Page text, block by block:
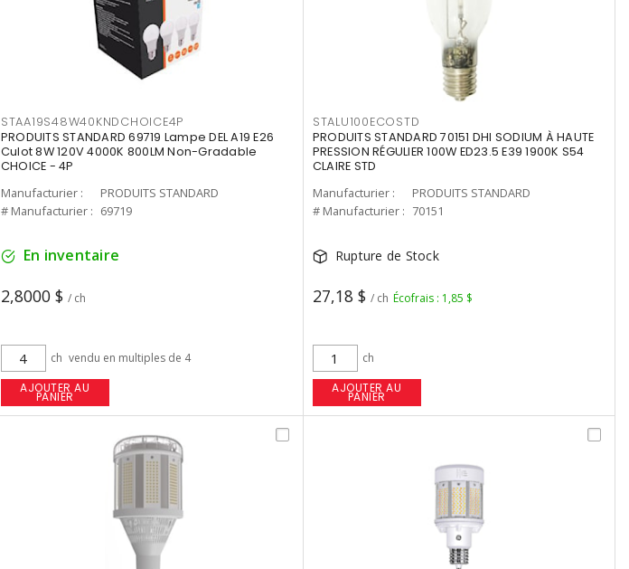
STAA19S48W40KNDCHOICE4P
PRODUITS STANDARD 69719 Lampe DEL A19 E26
Culot 8W 120V 4000K 800LM Non-Gradable
CHOICE - 4P
Manufacturier :
PRODUITS STANDARD
# Manufacturier : 69719
En inventaire
2,8000 $ / ch
ch vendu en multiples de 4
AJOUTER AU
PANIER
STALU100ECOSTD
PRODUITS STANDARD 70151 DHI SODIUM À HAUTE
PRESSION RÉGULIER 100W ED23.5 E39 1900K S54
CLAIRE STD
Manufacturier :
PRODUITS STANDARD
# Manufacturier : 70151
Rupture de Stock
27,18 $ / ch Écofrais : 1,85 $
ch
AJOUTER AU
PANIER